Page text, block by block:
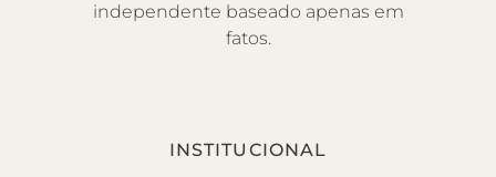
independente baseado apenas em
fatos.
INSTITUCIONAL